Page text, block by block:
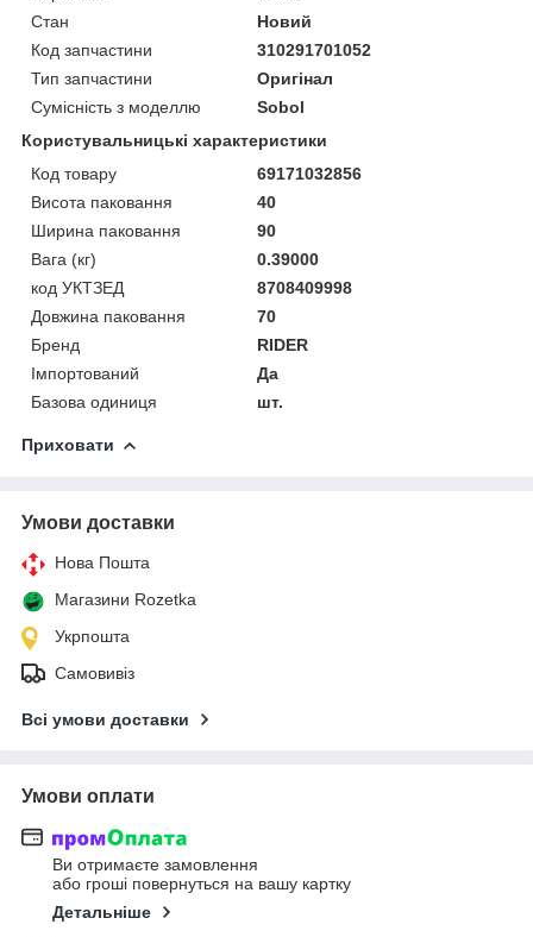
Стан
Новий
Код запчастини
310291701052
Тип запчастини
Оригінал
Сумісність з моделлю
Sobol
Користувальницькі характеристики
Код товару
69171032856
Висота паковання
40
Ширина паковання
90
Вага (кг)
0.39000
код УКТЗЕД
8708409998
Довжина паковання
70
Бренд
RIDER
Імпортований
Да
Базова одиниця
шт.
Приховати
Умови доставки
Нова Пошта
Магазини Rozetka
Укрпошта
Самовивіз
Всі умови доставки
Умови оплати
Ви отримаєте замовлення
або гроші повернуться на вашу картку
Детальніше